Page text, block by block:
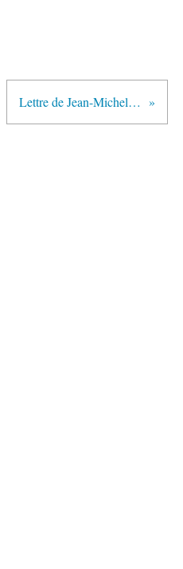
Lettre de Jean-Michel Blanquer aux directeurs d'école (2 avril 2019)